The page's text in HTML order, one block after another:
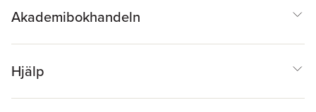
Akademibokhandeln
Hjälp